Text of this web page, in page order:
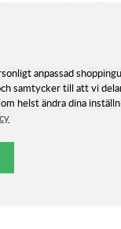
anpassad
samtycker till att vi
helst ändra dina
299kr